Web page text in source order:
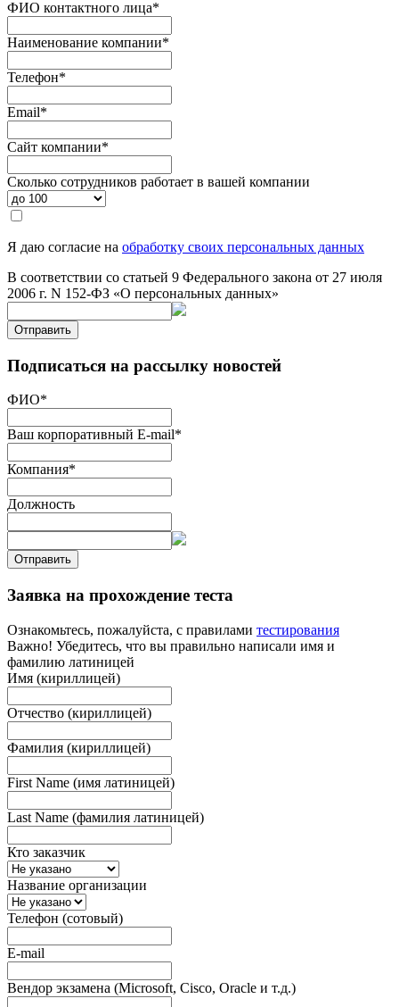
ФИО контактного лица*
Наименование компании*
Телефон*
Email*
Сайт компании*
Сколько сотрудников работает в вашей компании
Я даю согласие на обработку своих персональных данных
В соответствии со статьей 9 Федерального закона от 27 июля
2006 г. N 152-ФЗ «О персональных данных»
Отправить
Подписаться на рассылку новостей
ФИО*
Ваш корпоративный E-mail*
Компания*
Должность
Отправить
Заявка на прохождение теста
Ознакомьтесь, пожалуйста, с правилами тестирования
Важно! Убедитесь, что вы правильно написали имя и
фамилию латиницей
Имя (кириллицей)
Отчество (кириллицей)
Фамилия (кириллицей)
First Name (имя латиницей)
Last Name (фамилия латиницей)
Кто заказчик
Название организации
Телефон (сотовый)
E-mail
Вендор экзамена (Microsoft, Cisco, Oracle и т.д.)